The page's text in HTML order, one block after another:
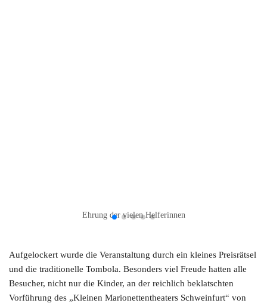
Ehrung der vielen Helferinnen
Aufgelockert wurde die Veranstaltung durch ein kleines Preisrätsel
und die traditionelle Tombola. Besonders viel Freude hatten alle
Besucher, nicht nur die Kinder, an der reichlich beklatschten
Vorführung des „Kleinen Marionettentheaters Schweinfurt“ von